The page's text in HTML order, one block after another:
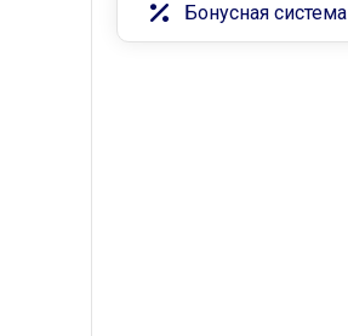
Бонусная система